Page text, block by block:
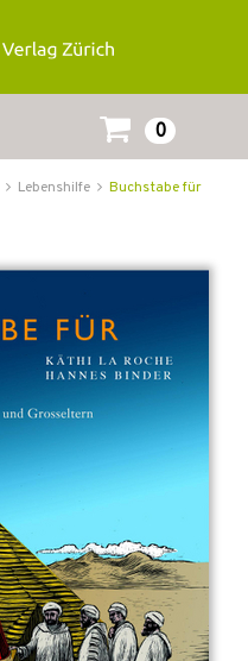
0
Lebenshilfe
Buchstabe für